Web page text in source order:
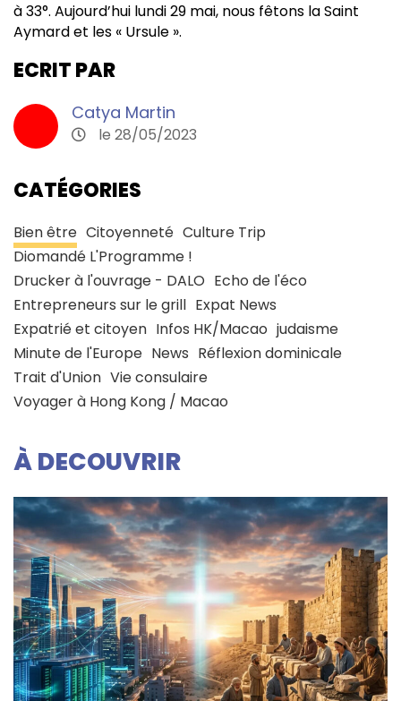
à 33°. Aujourd’hui lundi 29 mai, nous fêtons la Saint
Aymard et les « Ursule ».
ECRIT PAR
Catya Martin
le 28/05/2023
CATÉGORIES
Bien être Citoyenneté Culture Trip
Diomandé L'Programme !
Drucker à l'ouvrage - DALO Echo de l'éco
Entrepreneurs sur le grill Expat News
Expatrié et citoyen Infos HK/Macao judaisme
Minute de l'Europe News Réflexion dominicale
Trait d'Union Vie consulaire
Voyager à Hong Kong / Macao
À DECOUVRIR